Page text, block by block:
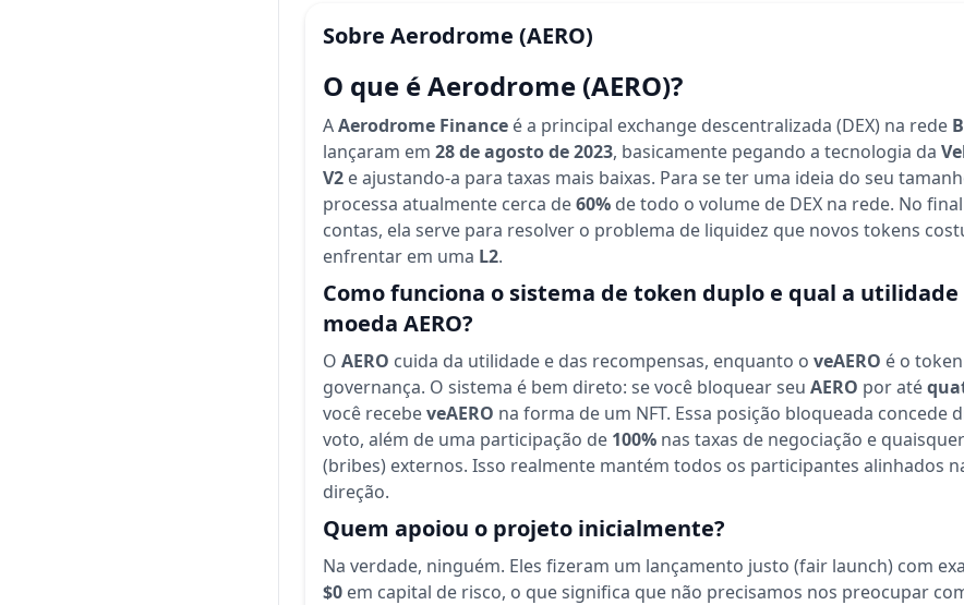
Sobre Aerodrome (AERO)
O que é Aerodrome (AERO)?
AAerodrome Finance é a principal exchange descentralizada (DEX) na rede
lançaram em 28 de agosto de 2023, basicamente pegando a tecnologia da
V2 e ajustando-a para taxas mais baixas. Para se ter uma ideia do seu
processa atualmente cerca de60% de todo o volume de DEX na rede. No
contas, ela serve para resolver o problema de liquidez que novos tokens
enfrentar em uma L2.
Como funciona o sistema de token duplo e qual a utilidade
moeda AERO?
O AERO cuida da utilidade e das recompensas, enquanto o veAERO é o
governança. O sistema é bem direto: se você bloquear seu AERO por até
você recebeveAERO na forma de um NFT. Essa posição bloqueada concede
voto, além de uma participação de 100% nas taxas de negociação e
(bribes) externos. Isso realmente mantém todos os participantes alinhados
direção.
Quem apoiou o projeto inicialmente?
Na verdade, ninguém. Eles fizeram um lançamento justo (fair launch) com
$0 em capital de risco, o que significa que não precisamos nos preocupar